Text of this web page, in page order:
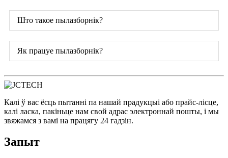
Што такое пылазборнік?
Як працуе пылазборнік?
Калі ў вас ёсць пытанні па нашай прадукцыі або прайс-лісце,
калі ласка, пакіньце нам свой адрас электроннай пошты, і мы
звяжамся з вамі на працягу 24 гадзін.
Запыт